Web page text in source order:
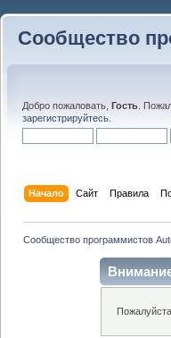
Сообщество
Добро пожаловать, Гость .
зарегистрируйтесь
Начало Сайт Правила
Сообщество программистов